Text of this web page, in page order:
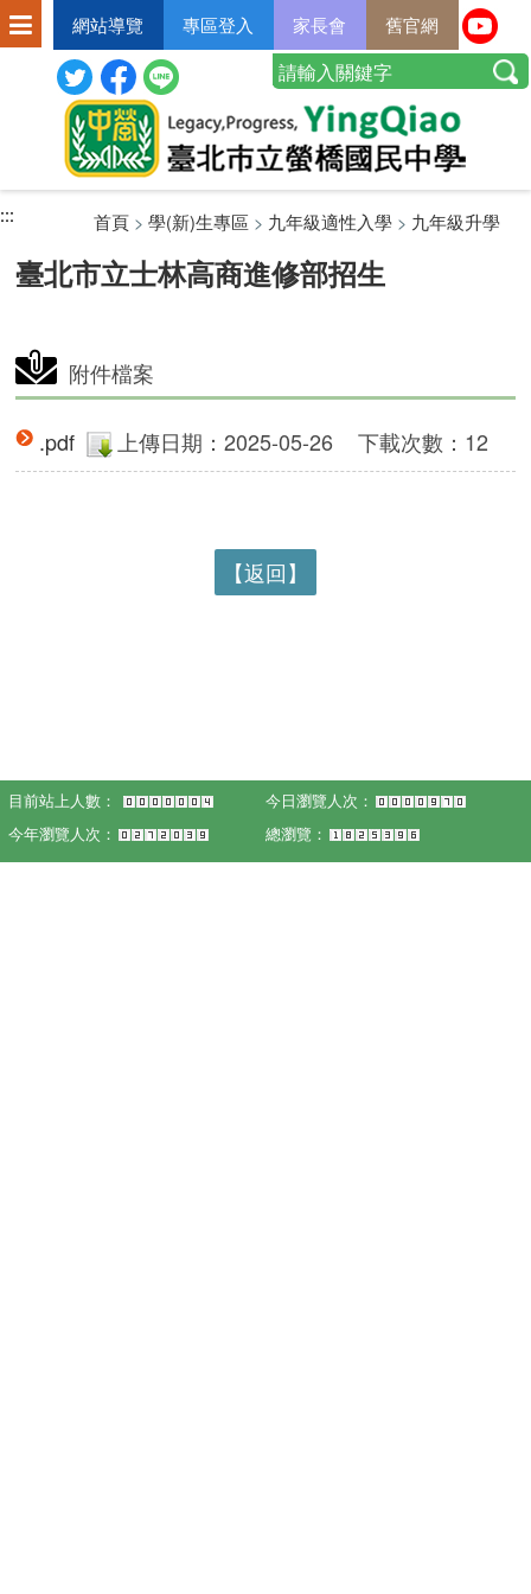
網站導覽 專區登入 家長會 舊官網
:::
:::
臺北市立士林高商進修部招生
首頁> 學(新)生專區 > 九年級適性入學> 九年級升學
附件檔案
.pdf 上傳日期：2025-05-26 下載次數：12
【返回】
目前站上人數：
今日瀏覽人次：
今年瀏覽人次：
總瀏覽：